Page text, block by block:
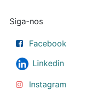
Siga-nos
Facebook
Linkedin
Instagram